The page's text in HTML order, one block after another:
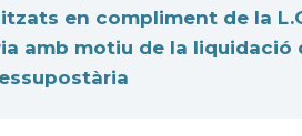
en compliment de la
amb motiu de la liquidació